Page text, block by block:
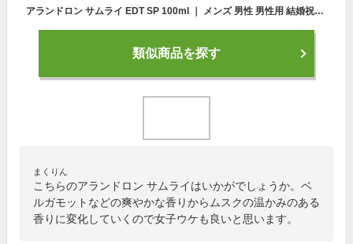
アランドロン サムライ EDT SP 100ml ｜ メンズ 男性 男性用 結婚祝い 誕生日 内祝い お返し 贈り物 プレゼント ギフト 香水 香り フレグランス オードトワレ ジャスミン ローズ バラ ベルガモット よもぎ サンダルウッド バニラ ムスク
類似商品を探す
まくりん
こちらのアランドロン サムライはいかがでしょうか。ベ
ルガモットなどの爽やかな香りからムスクの温かみのある
香りに変化していくので女子ウケも良いと思います。